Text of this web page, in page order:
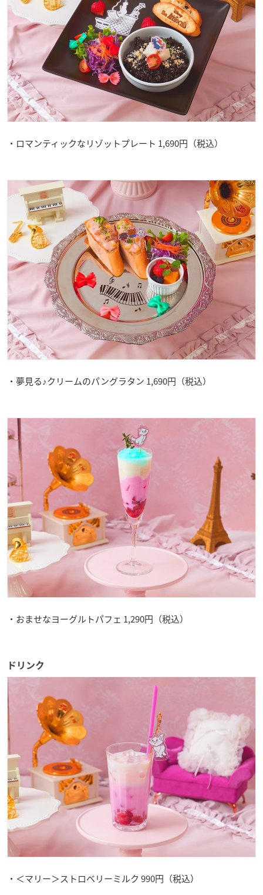
・ロマンティックなリゾットプレート 1,690円（税込）
・夢見る♪クリームのパングラタン 1,690円（税込）
・おませなヨーグルトパフェ 1,290円（税込）
ドリンク
・＜マリー＞ストロベリーミルク 990円（税込）